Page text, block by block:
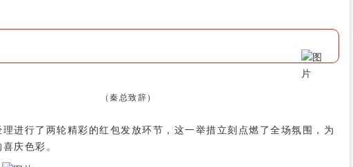
（秦总致辞）
理进行了两轮精彩的红包发放环节，这一举措立刻点燃了全场氛围，为
庆色彩。